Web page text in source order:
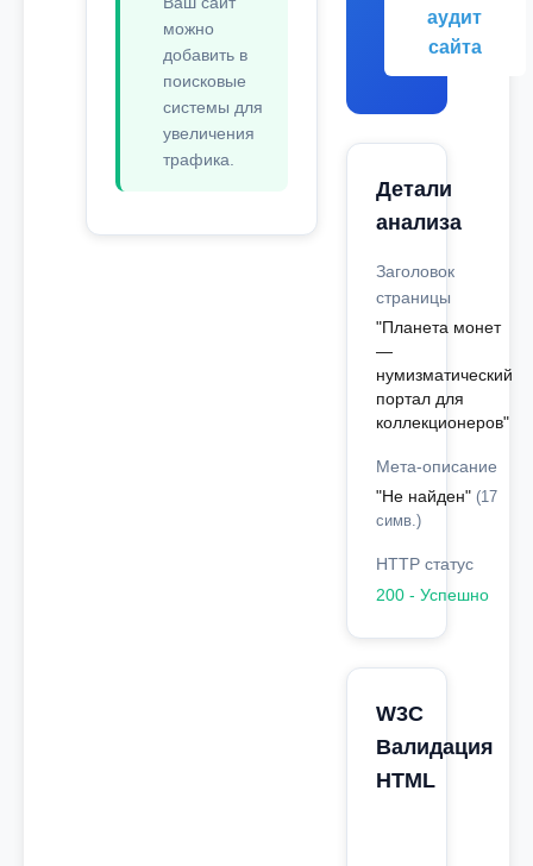
можно
добавить в
поисковые
системы для
увеличения
трафика.
аудит
сайта
Детали
анализа
Заголовок
страницы
"Планета монет
—
нумизматический
портал для
коллекционеров"
Мета-описание
"Не найден" (17
симв.)
HTTP статус
200 - Успешно
W3C
Валидация
HTML